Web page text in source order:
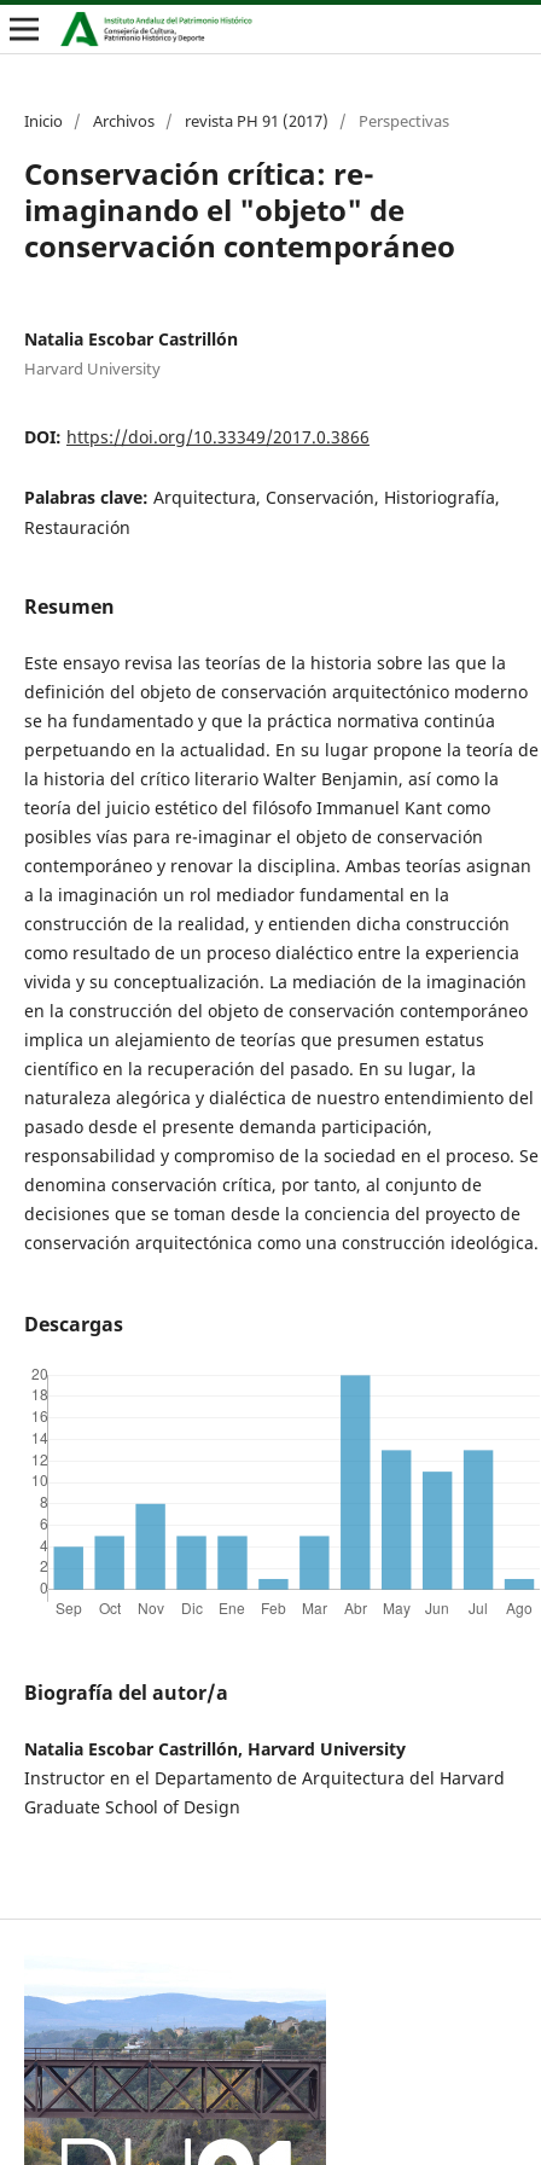
Inicio / Archivos / revista PH 91 (2017) / Perspectivas
Conservación crítica: re-
imaginando el "objeto" de
conservación contemporáneo
Natalia Escobar Castrillón
Harvard University
DOI: https://doi.org/10.33349/2017.0.3866
Palabras clave: Arquitectura, Conservación, Historiografía,
Restauración
Resumen
Este ensayo revisa las teorías de la historia sobre las que la
definición del objeto de conservación arquitectónico moderno
se ha fundamentado y que la práctica normativa continúa
perpetuando en la actualidad. En su lugar propone la teoría de
la historia del crítico literario Walter Benjamin, así como la
teoría del juicio estético del filósofo Immanuel Kant como
posibles vías para re-imaginar el objeto de conservación
contemporáneo y renovar la disciplina. Ambas teorías asignan
a la imaginación un rol mediador fundamental en la
construcción de la realidad, y entienden dicha construcción
como resultado de un proceso dialéctico entre la experiencia
vivida y su conceptualización. La mediación de la imaginación
en la construcción del objeto de conservación contemporáneo
implica un alejamiento de teorías que presumen estatus
científico en la recuperación del pasado. En su lugar, la
naturaleza alegórica y dialéctica de nuestro entendimiento del
pasado desde el presente demanda participación,
responsabilidad y compromiso de la sociedad en el proceso. Se
denomina conservación crítica, por tanto, al conjunto de
decisiones que se toman desde la conciencia del proyecto de
conservación arquitectónica como una construcción ideológica.
Descargas
Biografía del autor/a
Natalia Escobar Castrillón, Harvard University
Instructor en el Departamento de Arquitectura del Harvard
Graduate School of Design